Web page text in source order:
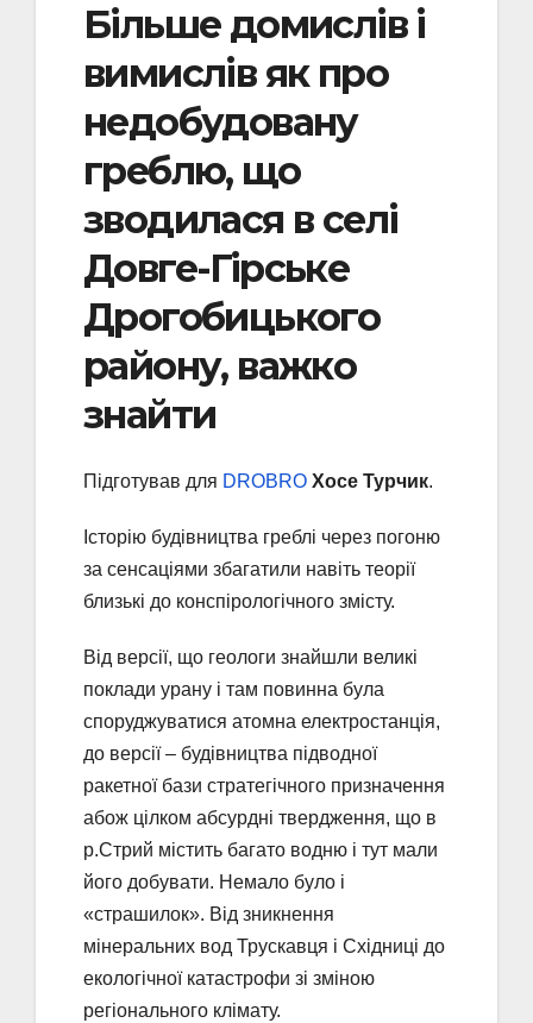
Більше домислів і
вимислів як про
недобудовану
греблю, що
зводилася в селі
Довге-Гірське
Дрогобицького
району, важко
знайти
Підготував для DROBRO Хосе Турчик.
Історію будівництва греблі через погоню
за сенсаціями збагатили навіть теорії
близькі до конспірологічного змісту.
Від версії, що геологи знайшли великі
поклади урану і там повинна була
споруджуватися атомна електростанція,
до версії – будівництва підводної
ракетної бази стратегічного призначення
абож цілком абсурдні твердження, що в
р.Стрий містить багато водню і тут мали
його добувати. Немало було і
«страшилок». Від зникнення
мінеральних вод Трускавця і Східниці до
екологічної катастрофи зі зміною
регіонального клімату.